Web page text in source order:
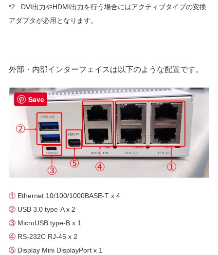
*2 : DVI出力やHDMI出力を行う場合にはアクティブタイプの変換
アダプタが必用となります。
外部・内部インターフェイスは以下のような配置です。
① Ethernet 10/100/1000BASE-T x 4
② USB 3.0 type-A x 2
③ MicroUSB type-B x 1
④ RS-232C RJ-45 x 2
⑤ Display Mini DisplayPort x 1
Save